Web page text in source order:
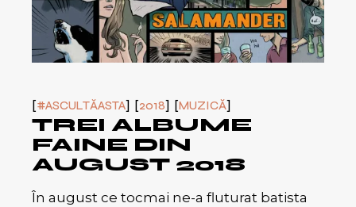
#ASCULTĂASTA 2018 MUZICĂ
TREI ALBUME
FAINE DIN
AUGUST 2018
În august ce tocmai ne-a fluturat batista